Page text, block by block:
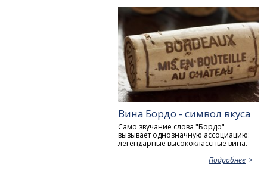
Вина Бордо - символ вкуса
Само звучание слова "Бордо"
вызывает однозначную ассоциацию:
легендарные высококлассные вина.
Подробнее